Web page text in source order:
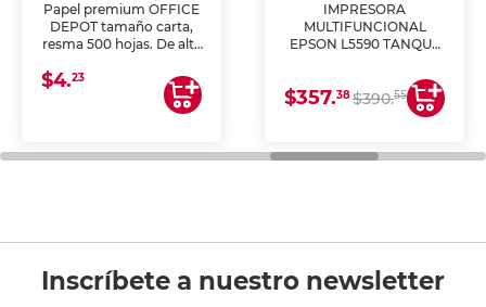
Papel premium OFFICE
DEPOT tamaño carta,
resma 500 hojas. De alta
uniforme, ideal para
impresoras de inyección
de tinta y láser,
general de oficina.
$4.23
IMPRESORA
MULTIFUNCIONAL
EPSON L5590 TANQUE
COPIA Y ESCANEA)
$357.38$390.55
Inscríbete a nuestro newsletter